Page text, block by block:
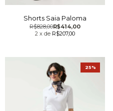
Shorts Saia Paloma
R$414,00
R$828,00
2 x de R$207,00
25%